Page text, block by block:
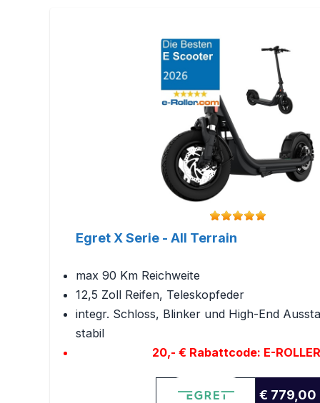
Egret X Serie - All Terrain
max 90 Km Reichweite
12,5 Zoll Reifen, Teleskopfeder
integr. Schloss, Blinker und High-End
stabil
20,- € Rabattcode: E-
€ 779,00